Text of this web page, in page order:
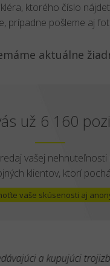
ktorého číslo
prípadne pošleme aj
aktuálne
už 6 160
vašej
klientov, ktorí
vaše skúsenosti aj
a kupujúci